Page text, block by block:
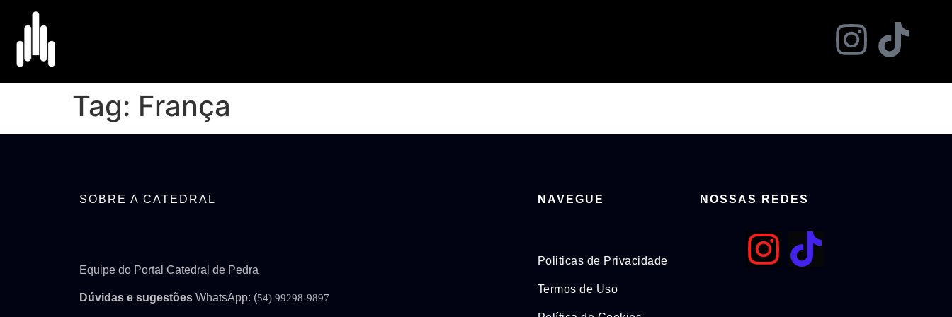
Tag: França
SOBRE A CATEDRAL
Equipe do Portal Catedral de Pedra
Dúvidas e sugestões WhatsApp: (54) 99298-9897
NAVEGUE
Politicas de Privacidade
Termos de Uso
NOSSAS REDES